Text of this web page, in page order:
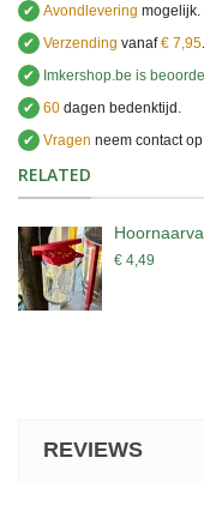
✔ Avondlevering mogelijk.
✔ Verzending vanaf€ 7,95
✔
Imkershop.be is
✔ 60 dagen bedenktijd.
✔ Vragen neem contact
RELATED
€ 4,49
REVIEWS